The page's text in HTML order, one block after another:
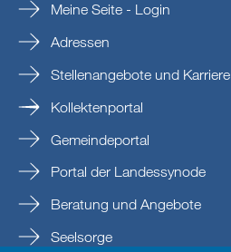
Meine Seite - Login
Adressen
Stellenangebote und Karriere
Kollektenportal
Gemeindeportal
Portal der Landessynode
Beratung und Angebote
Seelsorge